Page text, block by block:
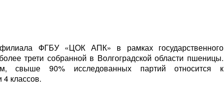
филиала ФГБУ «ЦОК АПК» в рамках государственного
трети собранной в Волгоградской области пшеницы.
свыше 90% исследованных партий относится к
классов.